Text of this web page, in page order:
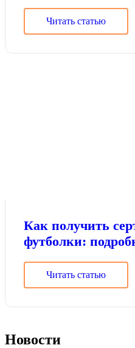
Читать статью
Как получить
футболки:
Читать статью
Новости